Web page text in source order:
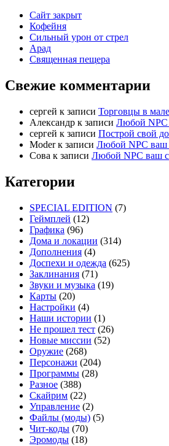
Сайт закрыт
Кофейня
Cильный урон от стрел
Арад
Священная пещера
Свежие комментарии
cергей к записи Торговцы в
Александр к записи Любой NPC
cергей к записи Построй свой
Moderк записи Любой NPC ваш
Сова к записи Любой NPC ваш
Категории
SPECIAL EDITION (7)
Геймплей (12)
Графика (96)
Дома и локации (314)
Дополнения (4)
Доспехи и одежда (625)
Заклинания (71)
Звуки и музыка (19)
Карты (20)
Настройки (4)
Наши истории (1)
Не прошел тест (26)
Новые миссии (52)
Оружие (268)
Персонажи (204)
Программы (28)
Разное (388)
Скайрим (22)
Управление (2)
Файлы (моды) (5)
Чит-коды (70)
Эромоды (18)